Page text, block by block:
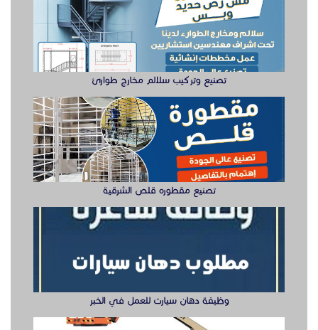
تصنيع مقطوره قلص الشرقية
وظيفة دهان سيارت للعمل في الخبر